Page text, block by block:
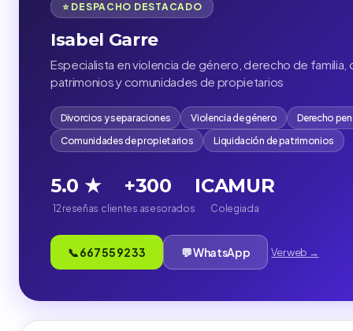
⭐ DESPACHO DESTACADO
Isabel Garre
Especialista en violencia de género, derecho de familia,
patrimonios y comunidades de propietarios
Divorcios y separaciones Violencia de género
Derecho
Comunidades de propietarios
Liquidación de patrimonios
5.0 ★
12 reseñas
+300
clientes asesorados
ICAMUR
Colegiada
📞 667 55 92 33 💬 WhatsApp Ver web →